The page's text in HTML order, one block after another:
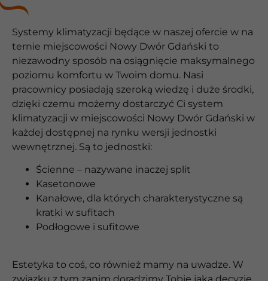
Systemy klimatyzacji będące w naszej ofercie w na
ternie miejscowości Nowy Dwór Gdański to
niezawodny sposób na osiągnięcie maksymalnego
poziomu komfortu w Twoim domu. Nasi
pracownicy posiadają szeroką wiedzę i duże środki,
dzięki czemu możemy dostarczyć Ci system
klimatyzacji w miejscowości Nowy Dwór Gdański w
każdej dostępnej na rynku wersji jednostki
wewnętrznej. Są to jednostki:
Ścienne – nazywane inaczej split
Kasetonowe
Kanałowe, dla których charakterystyczne są
kratki w sufitach
Podłogowe i sufitowe
Estetyka to coś, co również mamy na uwadze. W